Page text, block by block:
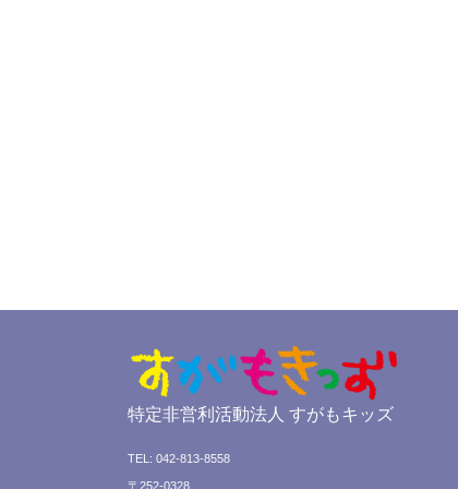
特定非営利活動法人 すがもキッズ
TEL: 042-813-8558
〒252-0328